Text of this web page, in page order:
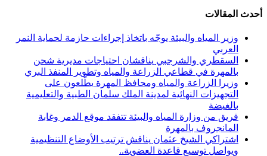
أحدث المقالات
وزير المياه والبيئة يوجّه باتخاذ إجراءات حازمة لحماية النمر
العربي
السقطري والشرجبي يناقشان احتياجات مديرية شحن
بالمهرة في قطاعي الزراعة والمياه وتطوير المنفذ البري
وزيرا الزراعة والمياه ومحافظ المهرة يطّلعون على
التجهيزات النهائية لمدينة الملك سلمان الطبية والتعليمية
بالغيضة
فريق من وزارة المياه والبيئة تتفقد موقع الدمر وغابة
المانجروف بالمهرة
اشتراكي الشيخ عثمان يناقش ترتيب الأوضاع التنظيمية
ويواصل توسيع قاعدة العضوية..